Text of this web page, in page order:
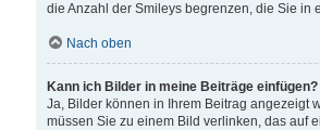
die Anzahl der Smileys begrenzen, die Sie in
Nach oben
Kann ich Bilder in meine Beiträge einfügen?
Ja, Bilder können in Ihrem Beitrag angezeigt
müssen Sie zu einem Bild verlinken, das auf